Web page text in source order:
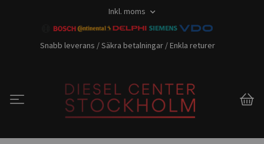
Inkl. moms
Snabb leverans / Säkra betalningar / Enkla returer